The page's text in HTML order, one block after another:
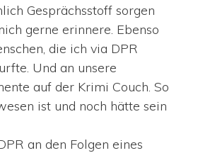
Gesprächsstoff sorgen
gerne erinnere. Ebenso
die ich via DPR
Und an unsere
auf der Krimi Couch. So
ist und noch hätte sein
an den Folgen eines